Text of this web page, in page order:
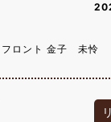
フロント 金子 未怜